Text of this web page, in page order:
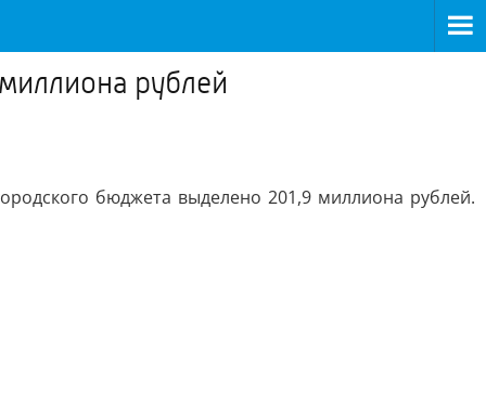
рублей
бюджета выделено 201,9 миллиона рублей.